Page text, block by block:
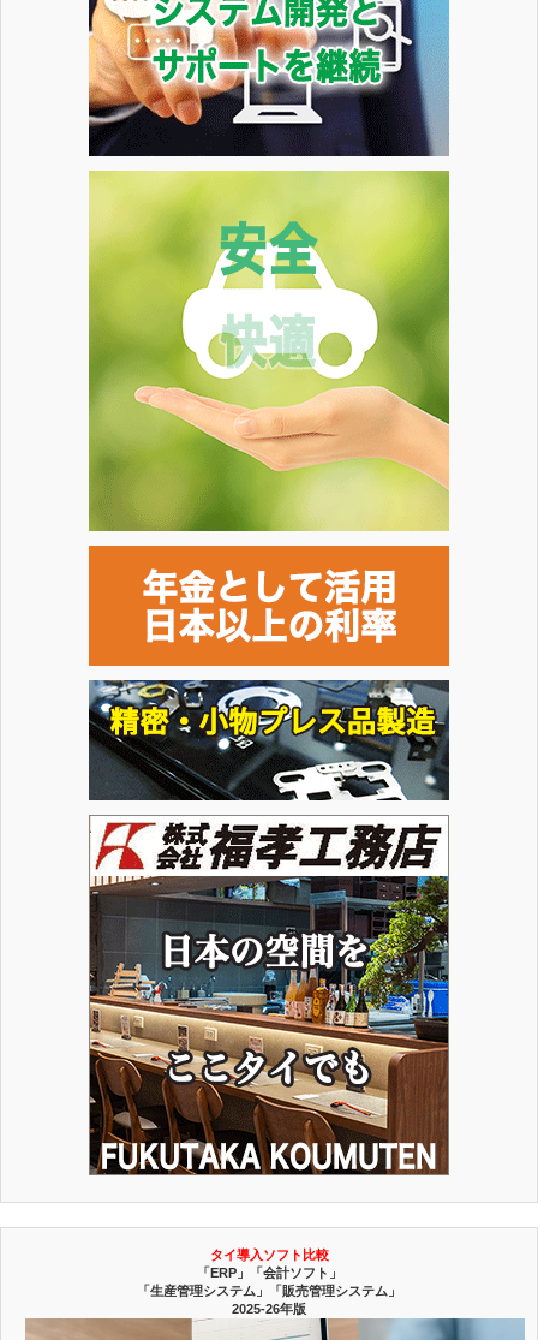
タイ導入ソフト比較
「ERP」「会計ソフト」
「生産管理システム」「販売管理システム」
2025-26年版